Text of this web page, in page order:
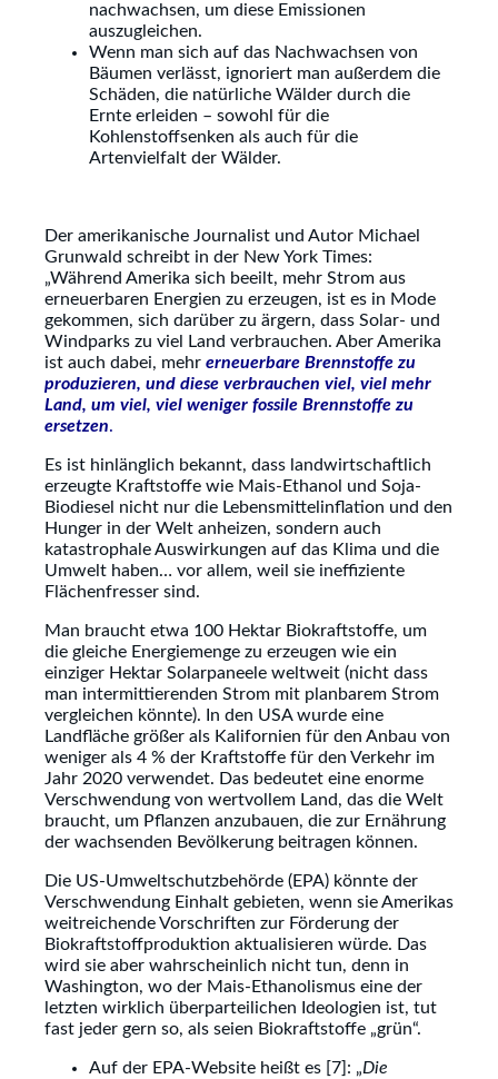
nachwachsen, um diese Emissionen
auszugleichen.
Wenn man sich auf das Nachwachsen von
Bäumen verlässt, ignoriert man außerdem die
Schäden, die natürliche Wälder durch die
Ernte erleiden – sowohl für die
Kohlenstoffsenken als auch für die
Artenvielfalt der Wälder.
Der amerikanische Journalist und Autor Michael
Grunwald schreibt in der New York Times:
„Während Amerika sich beeilt, mehr Strom aus
erneuerbaren Energien zu erzeugen, ist es in Mode
gekommen, sich darüber zu ärgern, dass Solar- und
Windparks zu viel Land verbrauchen. Aber Amerika
ist auch dabei, mehr erneuerbare Brennstoffe zu
produzieren, und diese verbrauchen viel, viel mehr
Land, um viel, viel weniger fossile Brennstoffe zu
ersetzen.
Es ist hinlänglich bekannt, dass landwirtschaftlich
erzeugte Kraftstoffe wie Mais-Ethanol und Soja-
Biodiesel nicht nur die Lebensmittelinflation und den
Hunger in der Welt anheizen, sondern auch
katastrophale Auswirkungen auf das Klima und die
Umwelt haben… vor allem, weil sie ineffiziente
Flächenfresser sind.
Man braucht etwa 100 Hektar Biokraftstoffe, um
die gleiche Energiemenge zu erzeugen wie ein
einziger Hektar Solarpaneele weltweit (nicht dass
man intermittierenden Strom mit planbarem Strom
vergleichen könnte). In den USA wurde eine
Landfläche größer als Kalifornien für den Anbau von
weniger als 4 % der Kraftstoffe für den Verkehr im
Jahr 2020 verwendet. Das bedeutet eine enorme
Verschwendung von wertvollem Land, das die Welt
braucht, um Pflanzen anzubauen, die zur Ernährung
der wachsenden Bevölkerung beitragen können.
Die US-Umweltschutzbehörde (EPA) könnte der
Verschwendung Einhalt gebieten, wenn sie Amerikas
weitreichende Vorschriften zur Förderung der
Biokraftstoffproduktion aktualisieren würde. Das
wird sie aber wahrscheinlich nicht tun, denn in
Washington, wo der Mais-Ethanolismus eine der
letzten wirklich überparteilichen Ideologien ist, tut
fast jeder gern so, als seien Biokraftstoffe „grün“.
Auf der EPA-Website heißt es [7]: „Die